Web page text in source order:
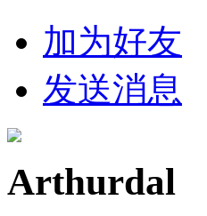
加为好友
发送消息
Arthurdal